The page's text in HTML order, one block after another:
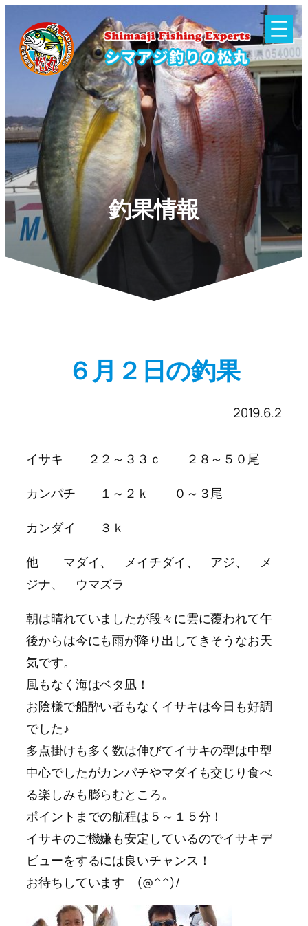
釣果情報
６月２日の釣果
2019.6.2
イサキ ２２～３３ｃ ２８～５０尾
カンパチ １～２ｋ ０～３尾
カンダイ ３ｋ
他 マダイ、 メイチダイ、 アジ、 メ
ジナ、 ウマズラ
朝は晴れていましたが段々に雲に覆われて午
後からは今にも雨が降り出してきそうなお天
気です。
風もなく海はベタ凪！
お陰様で船酔い者もなくイサキは今日も好調
でした♪
多点掛けも多く数は伸びてイサキの型は中型
中心でしたがカンパチやマダイも交じり食べ
る楽しみも膨らむところ。
ポイントまでの航程は５～１５分！
イサキのご機嫌も安定しているのでイサキデ
ビューをするには良いチャンス！
お待ちしています (@^^)/